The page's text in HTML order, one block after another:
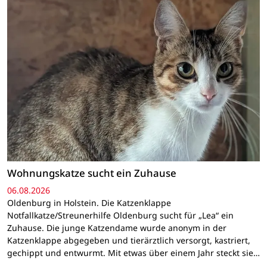
Wohnungskatze sucht ein Zuhause
06.08.2026
Oldenburg in Holstein. Die Katzenklappe
Notfallkatze/Streunerhilfe Oldenburg sucht für „Lea“ ein
Zuhause. Die junge Katzendame wurde anonym in der
Katzenklappe abgegeben und tierärztlich versorgt, kastriert,
gechippt und entwurmt. Mit etwas über einem Jahr steckt sie…